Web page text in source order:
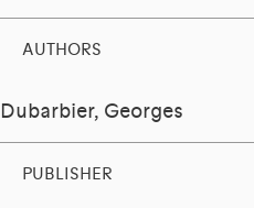
AUTHORS
Dubarbier, Georges
PUBLISHER